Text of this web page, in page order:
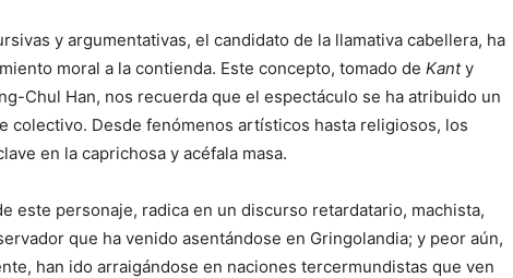
y argumentativas, el candidato de la llamativa cabellera, ha
moral a la contienda. Este concepto, tomado de Kanty
Chul Han, nos recuerda que el espectáculo se ha atribuido un
colectivo. Desde fenómenos artísticos hasta religiosos, los
en la caprichosa y acéfala masa.
este personaje, radica en un discurso retardatario, machista,
que ha venido asentándose en Gringolandia; y peor aún,
han ido arraigándose en naciones tercermundistas que ven